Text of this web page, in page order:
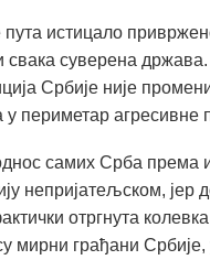
истицало
суверена
Србије није
периметар агресивне
самих Срба
непријатељском,
отргнута
мирни грађани